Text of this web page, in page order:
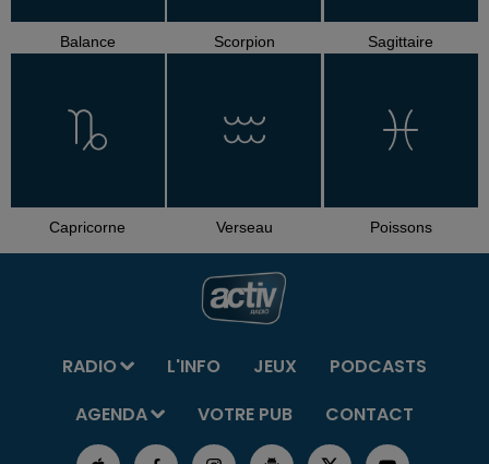
Balance Scorpion Sagittaire
Capricorne Verseau Poissons
RADIO L'INFO JEUX
PODCASTS
AGENDA
VOTRE PUB CONTACT